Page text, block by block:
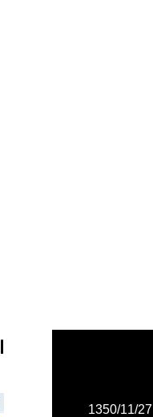
أول جريدة سعودية أسسها: محمد صالح نصيف في 1350/11/27